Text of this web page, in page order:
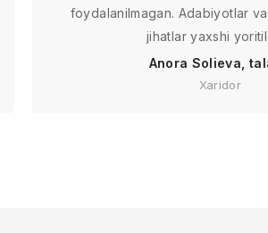
foydalanilmagan. Adabiyotlar
jihatlar yaxshi
Anora Solieva,
Xaridor